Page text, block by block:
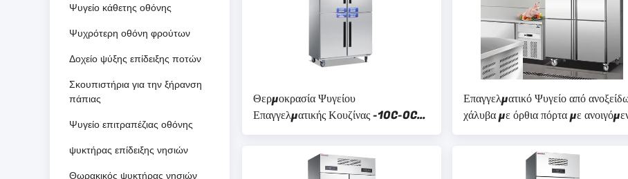
Ψυγείο κάθετης οθόνης
Ψυχρότερη οθόνη φρούτων
Δοχείο ψύξης επίδειξης ποτών
Σκουπιστήρια για την ξήρανση
πάπιας
Ψυγείο επιτραπέζιας οθόνης
ψυκτήρας επίδειξης νησιών
Θωρακικός ψυκτήρας νησιών
Θερμοκρασία Ψυγείου
Επαγγελματικής Κουζίνας -10C-0C
και Μέγεθος 1000*620*1960mm
Επαγγελματικό Ψυγείο από
χάλυβα με όρθια πόρτα με
πόρτα 4 πόρτες Τύπος απόψυξης